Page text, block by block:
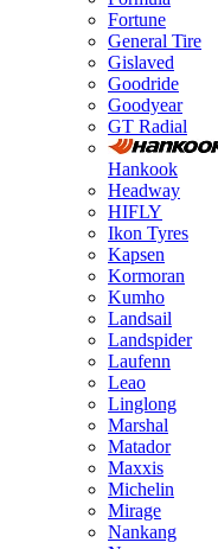
Fortune
General Tire
Gislaved
Goodride
Goodyear
GT Radial
Hankook
Headway
HIFLY
Ikon Tyres
Kapsen
Kormoran
Kumho
Landsail
Landspider
Laufenn
Leao
Linglong
Marshal
Matador
Maxxis
Michelin
Mirage
Nankang